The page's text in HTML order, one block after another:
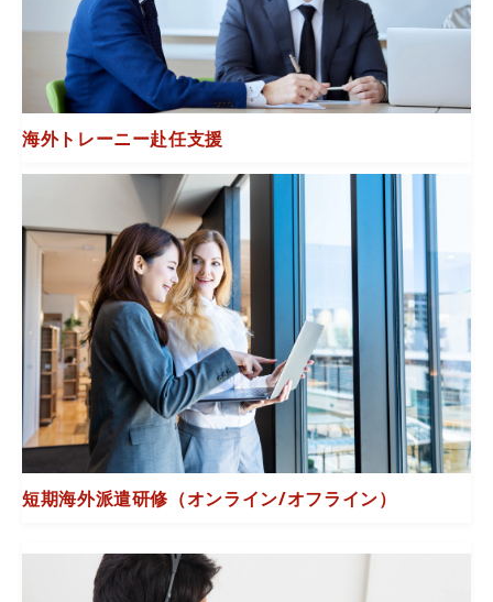
海外トレーニー赴任支援
短期海外派遣研修（オンライン/オフライン）